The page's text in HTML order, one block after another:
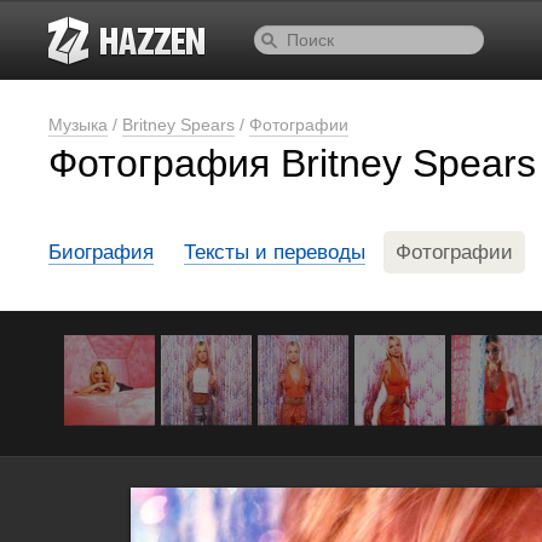
Музыка / Britney Spears / Фотографии
Фотография Britney
Биография Тексты и переводы Фотографии